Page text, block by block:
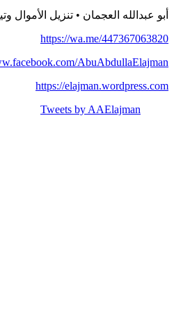
أبو عبدالله العجمان • تنزيل الأموال
https://wa.me/447367063820
AbuAbdullaElajman
https://elajman.wordpress.com
Tweets by AAElajman